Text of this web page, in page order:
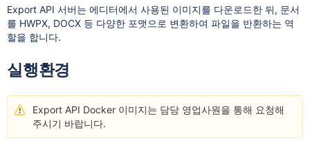
Export API 서버는 에디터에서 사용된 이미지를 다운로드한 뒤, 문서
를 HWPX, DOCX 등 다양한 포맷으로 변환하여 파일을 반환하는 역
할을 합니다.
실행환경
Export API Docker 이미지는 담당 영업사원을 통해 요청해
주시기 바랍니다.